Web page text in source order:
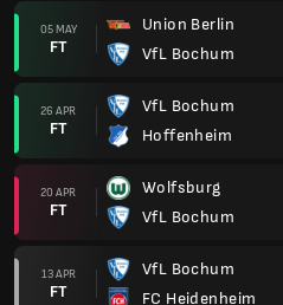
05 MAY
FT
Union Berlin
VfL Bochum
26 APR
FT
VfL Bochum
Hoffenheim
20 APR
FT
Wolfsburg
VfL Bochum
13 APR
FT
VfL Bochum
FC Heidenheim